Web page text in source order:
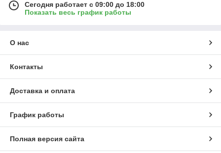
Сегодня работает с 09:00 до 18:00
Показать весь график работы
О нас
Контакты
Доставка и оплата
График работы
Полная версия сайта